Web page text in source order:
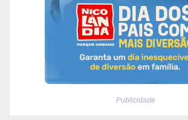
Publicidade